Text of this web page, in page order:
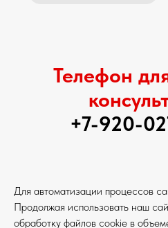
Телефон
+7-920-
Для автоматизации процессов
Продолжая использовать наш
обработку файлов cookie в